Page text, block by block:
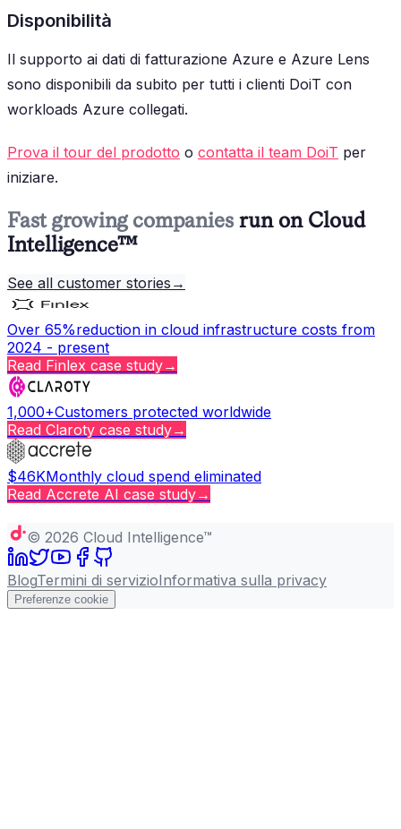
Disponibilità
Il supporto ai dati di fatturazione Azure e Azure Lens
sono disponibili da subito per tutti i clienti DoiT con
workloads Azure collegati.
Prova il tour del prodotto o contatta il team DoiT per
iniziare.
Fast growing companies run on Cloud
Intelligence™
See all customer stories →
Over 65%reduction in cloud infrastructure costs from
2024 - present
Read Finlex case study→
1,000+Customers protected worldwide
Read Claroty case study→
$46KMonthly cloud spend eliminated
Read Accrete AI case study→
© 2026 Cloud Intelligence™
BlogTermini di servizioInformativa sulla privacy
Preferenze cookie